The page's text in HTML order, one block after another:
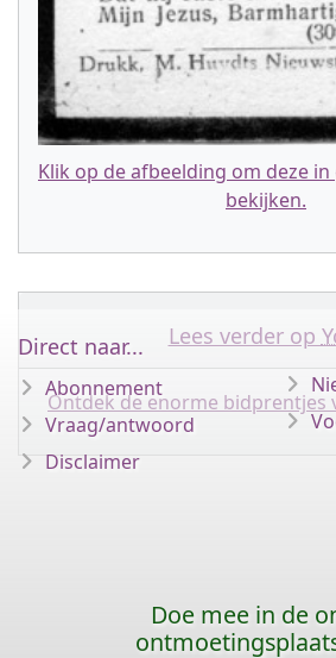
Klik op de afbeelding om deze
bekijken.
Lees verder op
Ontdek de enorme bidprentjes
Direct naar...
Abonnement
Vraag/antwoord
Disclaimer
Doe mee in de